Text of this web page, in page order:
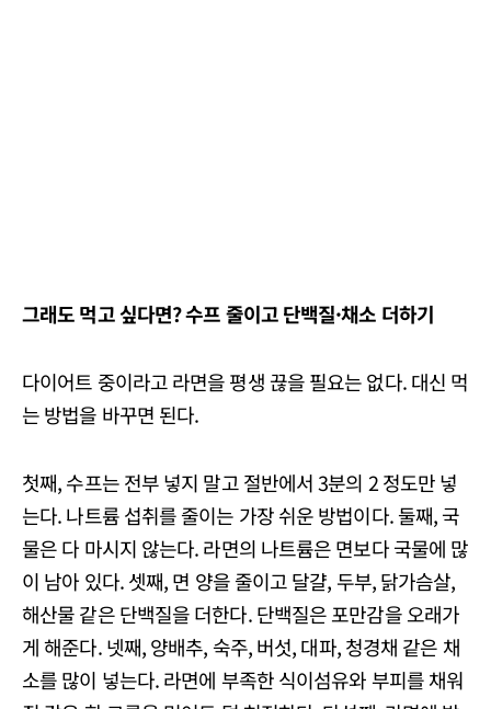
그래도 먹고 싶다면? 수프 줄이고 단백질·채소 더하기
다이어트 중이라고 라면을 평생 끊을 필요는 없다. 대신 먹
는 방법을 바꾸면 된다.
첫째, 수프는 전부 넣지 말고 절반에서 3분의 2 정도만 넣
는다. 나트륨 섭취를 줄이는 가장 쉬운 방법이다. 둘째, 국
물은 다 마시지 않는다. 라면의 나트륨은 면보다 국물에 많
이 남아 있다. 셋째, 면 양을 줄이고 달걀, 두부, 닭가슴살,
해산물 같은 단백질을 더한다. 단백질은 포만감을 오래가
게 해준다. 넷째, 양배추, 숙주, 버섯, 대파, 청경채 같은 채
소를 많이 넣는다. 라면에 부족한 식이섬유와 부피를 채워